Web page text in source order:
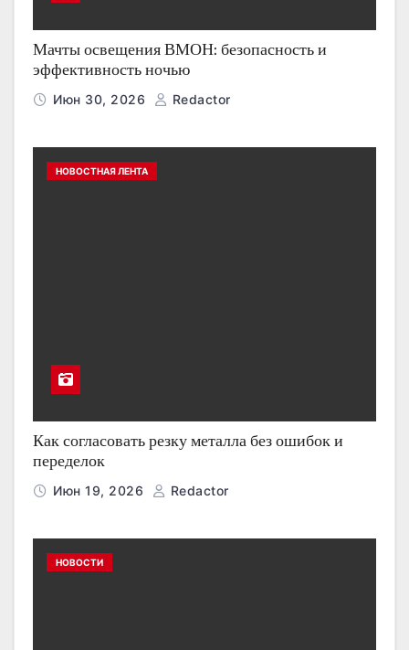
Мачты освещения ВМОН: безопасность и
эффективность ночью
Июн 30, 2026 Redactor
НОВОСТНАЯ ЛЕНТА
Как согласовать резку металла без ошибок и
переделок
Июн 19, 2026 Redactor
НОВОСТИ